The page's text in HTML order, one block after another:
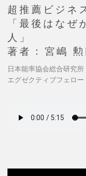
超推薦ビジネ
「最後はなぜ
人」
著者 : 宮嶋 勲
日本能率協会総合研究所
エグゼクティブフェロー